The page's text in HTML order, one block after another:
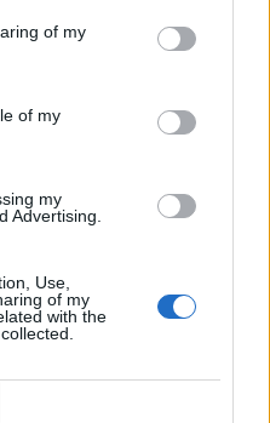
of my
of my
my
Advertising.
Use,
of my
with the
côlon avec cette habitude
PLUS DE L'AUTEUR